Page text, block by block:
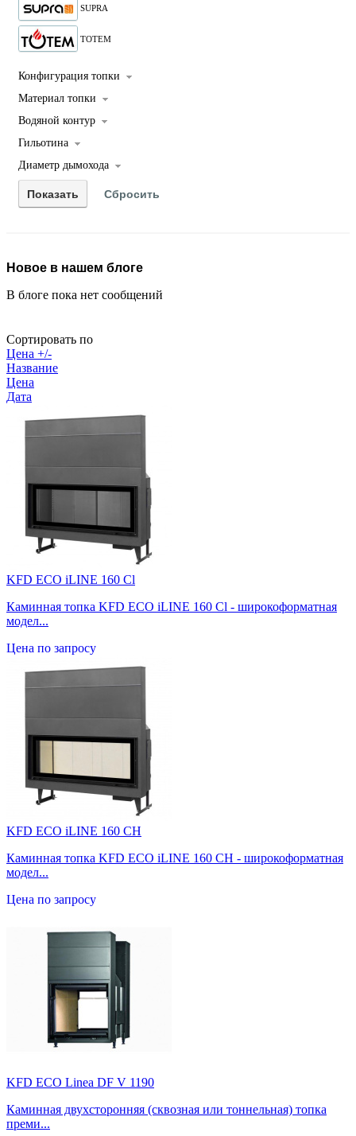
SUPRA
TOTEM
Конфигурация топки
Материал топки
Водяной контур
Гильотина
Диаметр дымохода
Новое в нашем блоге
В блоге пока нет сообщений
Сортировать по
Цена +/-
Название
Цена
Дата
KFD ECO iLINE 160 Cl
Каминная топка KFD ECO iLINE 160 Cl - широкоформатная
модел...
Цена по запросу
KFD ECO iLINE 160 CH
Каминная топка KFD ECO iLINE 160 CH - широкоформатная
модел...
Цена по запросу
KFD ECO Linea DF V 1190
Каминная двухсторонняя (сквозная или тоннельная) топка
преми...